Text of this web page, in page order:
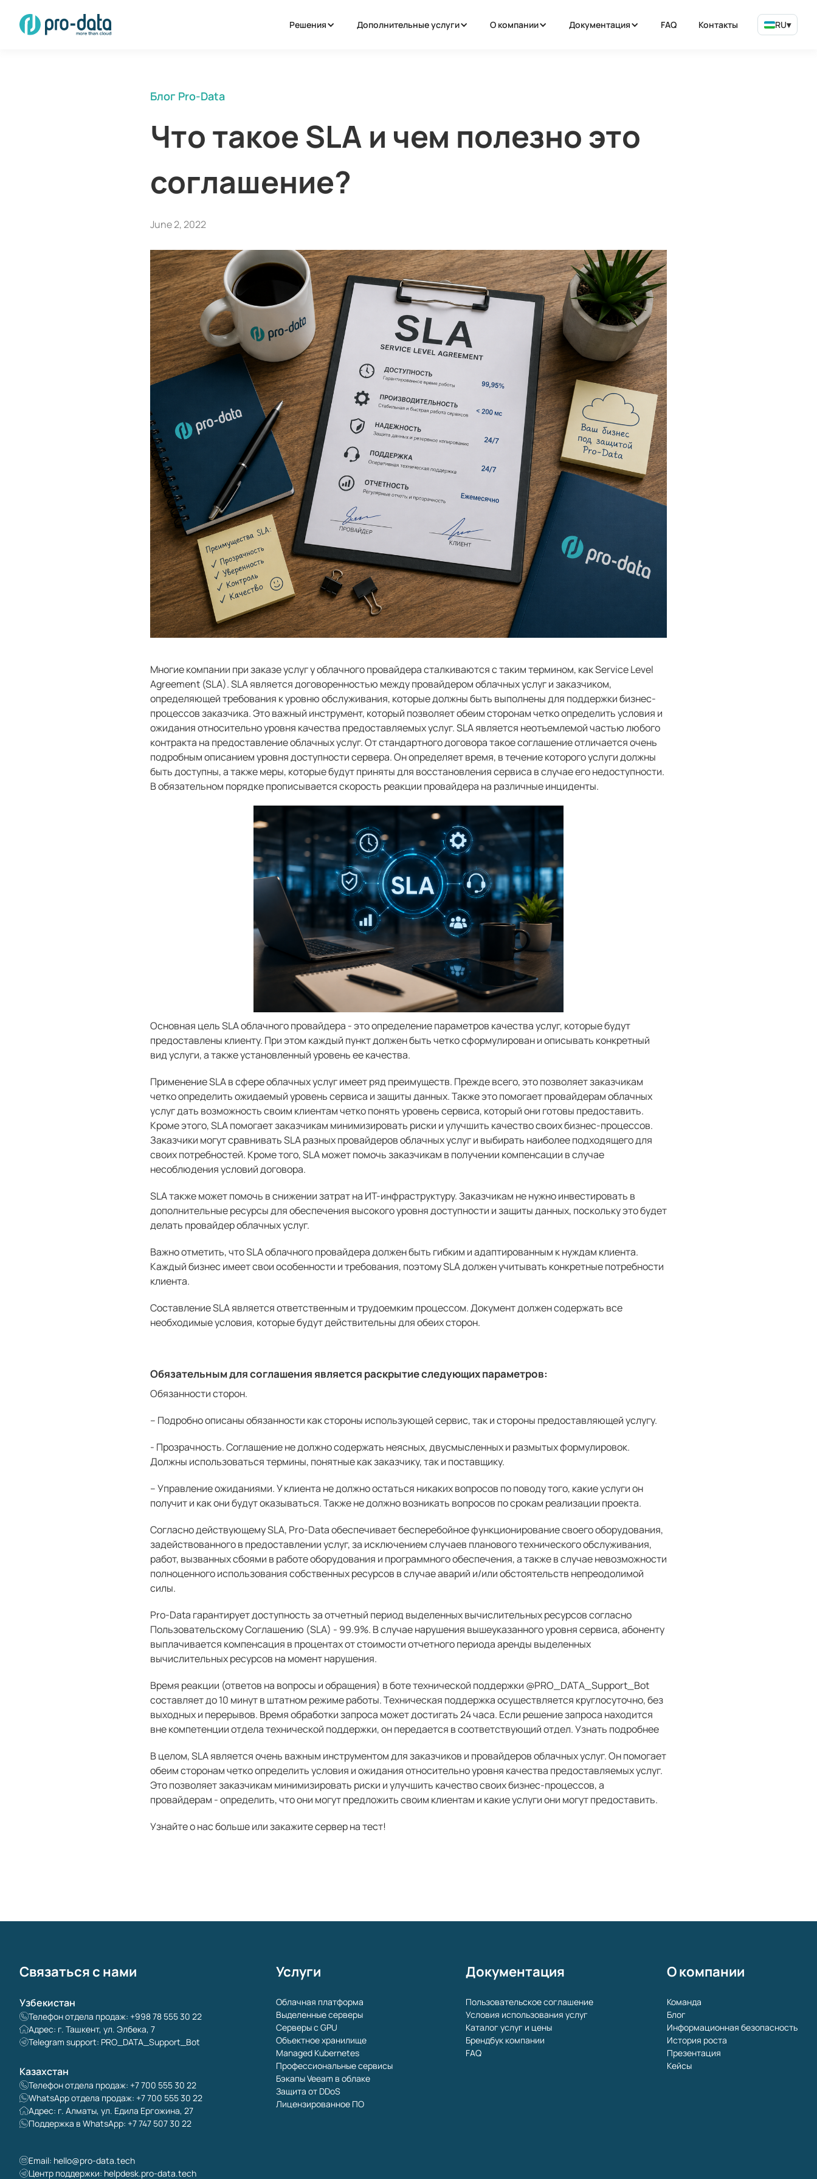
Решения Дополнительные услуги О компании Документация FAQ Контакты RU▾
Блог Pro-Data
Что такое SLA и чем полезно это
соглашение?
June 2, 2022
Многие компании при заказе услуг у облачного провайдера сталкиваются с таким термином, как Service Level
Agreement (SLA). SLA является договоренностью между провайдером облачных услуг и заказчиком,
определяющей требования к уровню обслуживания, которые должны быть выполнены для поддержки бизнес-
процессов заказчика. Это важный инструмент, который позволяет обеим сторонам четко определить условия и
ожидания относительно уровня качества предоставляемых услуг. SLA является неотъемлемой частью любого
контракта на предоставление облачных услуг. От стандартного договора такое соглашение отличается очень
подробным описанием уровня доступности сервера. Он определяет время, в течение которого услуги должны
быть доступны, а также меры, которые будут приняты для восстановления сервиса в случае его недоступности.
В обязательном порядке прописывается скорость реакции провайдера на различные инциденты.
Основная цель SLA облачного провайдера - это определение параметров качества услуг, которые будут
предоставлены клиенту. При этом каждый пункт должен быть четко сформулирован и описывать конкретный
вид услуги, а также установленный уровень ее качества.
Применение SLA в сфере облачных услуг имеет ряд преимуществ. Прежде всего, это позволяет заказчикам
четко определить ожидаемый уровень сервиса и защиты данных. Также это помогает провайдерам облачных
услуг дать возможность своим клиентам четко понять уровень сервиса, который они готовы предоставить.
Кроме этого, SLA помогает заказчикам минимизировать риски и улучшить качество своих бизнес-процессов.
Заказчики могут сравнивать SLA разных провайдеров облачных услуг и выбирать наиболее подходящего для
своих потребностей. Кроме того, SLA может помочь заказчикам в получении компенсации в случае
несоблюдения условий договора.
SLA также может помочь в снижении затрат на ИТ-инфраструктуру. Заказчикам не нужно инвестировать в
дополнительные ресурсы для обеспечения высокого уровня доступности и защиты данных, поскольку это будет
делать провайдер облачных услуг.
Важно отметить, что SLA облачного провайдера должен быть гибким и адаптированным к нуждам клиента.
Каждый бизнес имеет свои особенности и требования, поэтому SLA должен учитывать конкретные потребности
клиента.
Составление SLA является ответственным и трудоемким процессом. Документ должен содержать все
необходимые условия, которые будут действительны для обеих сторон.
Обязательным для соглашения является раскрытие следующих параметров:
Обязанности сторон.
– Подробно описаны обязанности как стороны использующей сервис, так и стороны предоставляющей услугу.
- Прозрачность. Соглашение не должно содержать неясных, двусмысленных и размытых формулировок.
Должны использоваться термины, понятные как заказчику, так и поставщику.
– Управление ожиданиями. У клиента не должно остаться никаких вопросов по поводу того, какие услуги он
получит и как они будут оказываться. Также не должно возникать вопросов по срокам реализации проекта.
Согласно действующему SLA, Pro-Data обеспечивает бесперебойное функционирование своего оборудования,
задействованного в предоставлении услуг, за исключением случаев планового технического обслуживания,
работ, вызванных сбоями в работе оборудования и программного обеспечения, а также в случае невозможности
полноценного использования собственных ресурсов в случае аварий и/или обстоятельств непреодолимой
силы.
Pro-Data гарантирует доступность за отчетный период выделенных вычислительных ресурсов согласно
Пользовательскому Соглашению (SLA) - 99.9%. В случае нарушения вышеуказанного уровня сервиса, абоненту
выплачивается компенсация в процентах от стоимости отчетного периода аренды выделенных
вычислительных ресурсов на момент нарушения.
Время реакции (ответов на вопросы и обращения) в боте технической поддержки @PRO_DATA_Support_Bot
составляет до 10 минут в штатном режиме работы. Техническая поддержка осуществляется круглосуточно, без
выходных и перерывов. Время обработки запроса может достигать 24 часа. Если решение запроса находится
вне компетенции отдела технической поддержки, он передается в соответствующий отдел. Узнать подробнее
В целом, SLA является очень важным инструментом для заказчиков и провайдеров облачных услуг. Он помогает
обеим сторонам четко определить условия и ожидания относительно уровня качества предоставляемых услуг.
Это позволяет заказчикам минимизировать риски и улучшить качество своих бизнес-процессов, а
провайдерам - определить, что они могут предложить своим клиентам и какие услуги они могут предоставить.
Узнайте о нас больше или закажите сервер на тест!
Связаться с нами
Узбекистан
Телефон отдела продаж: +998 78 555 30 22
Адрес: г. Ташкент, ул. Элбека, 7
Telegram support: PRO_DATA_Support_Bot
Казахстан
Телефон отдела продаж: +7 700 555 30 22
WhatsApp отдела продаж: +7 700 555 30 22
Адрес: г. Алматы, ул. Едила Ергожина, 27
Поддержка в WhatsApp: +7 747 507 30 22
Email: hello@pro-data.tech
Центр поддержки: helpdesk.pro-data.tech
Услуги
Облачная платформа
Выделенные серверы
Серверы с GPU
Объектное хранилище
Managed Kubernetes
Профессиональные сервисы
Бэкапы Veeam в облаке
Защита от DDoS
Лицензированное ПО
Документация
Пользовательское соглашение
Условия использования услуг
Каталог услуг и цены
Брендбук компании
FAQ
О компании
Команда
Блог
Информационная безопасность
История роста
Презентация
Кейсы